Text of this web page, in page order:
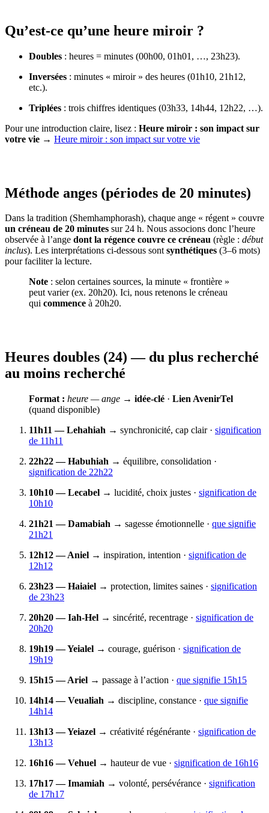
Qu’est‑ce qu’une heure miroir ?
Doubles : heures = minutes (00h00, 01h01, …, 23h23).
Inversées : minutes « miroir » des heures (01h10, 21h12,
etc.).
Triplées : trois chiffres identiques (03h33, 14h44, 12h22, …).
Pour une introduction claire, lisez : Heure miroir : son impact sur
votre vie → Heure miroir : son impact sur votre vie
Méthode anges (périodes de 20 minutes)
Dans la tradition (Shemhamphorash), chaque ange « régent » couvre
un créneau de 20 minutes sur 24 h. Nous associons donc l’heure
observée à l’ange dont la régence couvre ce créneau (règle : début
inclus). Les interprétations ci‑dessous sontsynthétiques (3–6 mots)
pour faciliter la lecture.
Note : selon certaines sources, la minute « frontière »
peut varier (ex. 20h20). Ici, nous retenons le créneau
qui commence à 20h20.
Heures doubles (24) — du plus recherché
au moins recherché
Format : heure — ange → idée‑clé · Lien AvenirTel
(quand disponible)
11h11 — Lehahiah → synchronicité, cap clair · signification
de 11h11
22h22 — Habuhiah → équilibre, consolidation ·
signification de 22h22
10h10 — Lecabel → lucidité, choix justes · signification de
10h10
21h21 — Damabiah → sagesse émotionnelle · que signifie
21h21
12h12 — Aniel → inspiration, intention · signification de
12h12
23h23 — Haiaiel → protection, limites saines · signification
de 23h23
20h20 — Iah‑Hel → sincérité, recentrage · signification de
20h20
19h19 — Yeialel → courage, guérison · signification de
19h19
15h15 — Ariel → passage à l’action · que signifie 15h15
14h14 — Veualiah → discipline, constance · que signifie
14h14
13h13 — Yeiazel → créativité régénérante · signification de
13h13
16h16 — Vehuel → hauteur de vue · signification de 16h16
17h17 — Imamiah → volonté, persévérance · signification
de 17h17